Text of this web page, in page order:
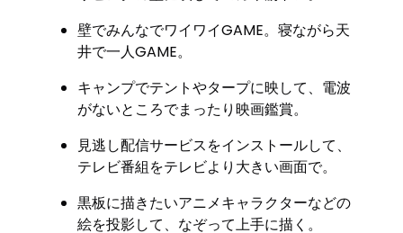
壁でみんなでワイワイGAME。寝ながら天
井で一人GAME。
キャンプでテントやタープに映して、電波
がないところでまったり映画鑑賞。
見逃し配信サービスをインストールして、
テレビ番組をテレビより大きい画面で。
黒板に描きたいアニメキャラクターなどの
絵を投影して、なぞって上手に描く。